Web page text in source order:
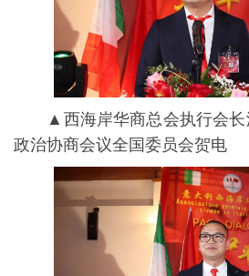
▲西海岸华商总会执⾏会长
政治协商会议全国委员会贺电